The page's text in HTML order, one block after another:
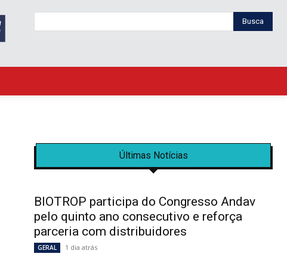
Busca
Últimas Notícias
BIOTROP participa do Congresso Andav
pelo quinto ano consecutivo e reforça
parceria com distribuidores
GERAL 1 dia atrás